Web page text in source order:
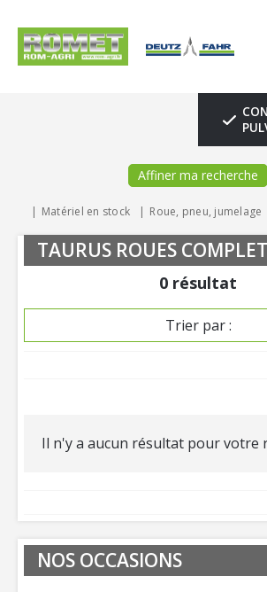
Affiner ma recherche
Matériel en stock Roue, pneu, jumelage
TAURUS ROUES
0 résultat
Trier par :
Il n'y a aucun résultat pour votre
NOS OCCASIONS